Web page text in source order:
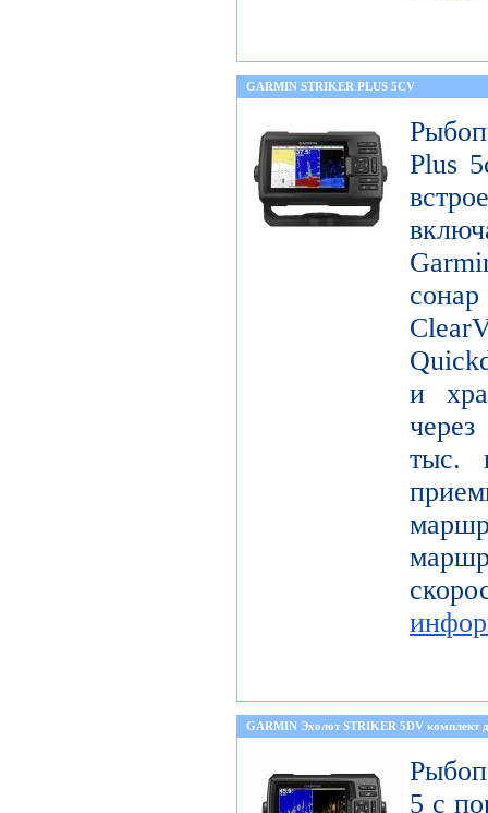
GARMIN STRIKER PLUS 5CV
Plus
и
тыс.
GARMIN Эхолот STRIKER 5DV комплект
5 с